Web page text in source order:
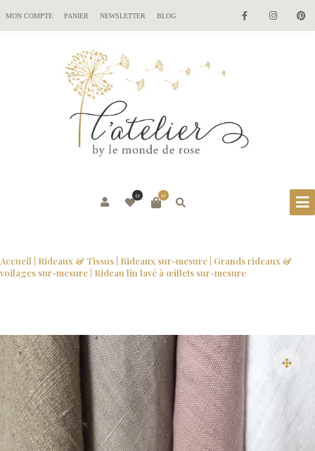
MON COMPTE PANIER NEWSLETTER BLOG
0
0
Accueil Rideaux & Tissus Rideaux sur-mesure Grands rideaux &
voilages sur-mesure | Rideau lin lavé à œillets sur-mesure